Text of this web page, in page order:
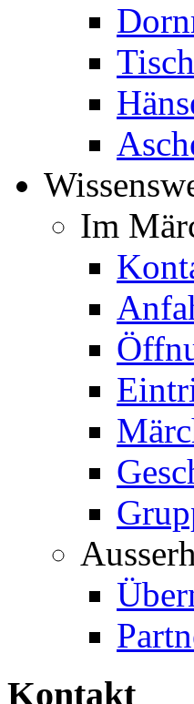
Im
Kontakt